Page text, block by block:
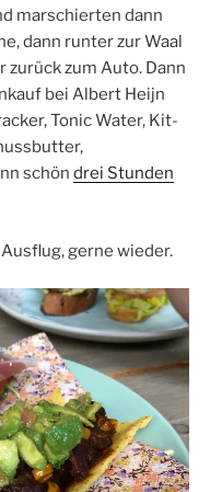
marschierten dann
dann runter zur Waal
zurück zum Auto. Dann
bei Albert Heijn
Tonic Water, Kit-
schön drei Stunden
gerne wieder.